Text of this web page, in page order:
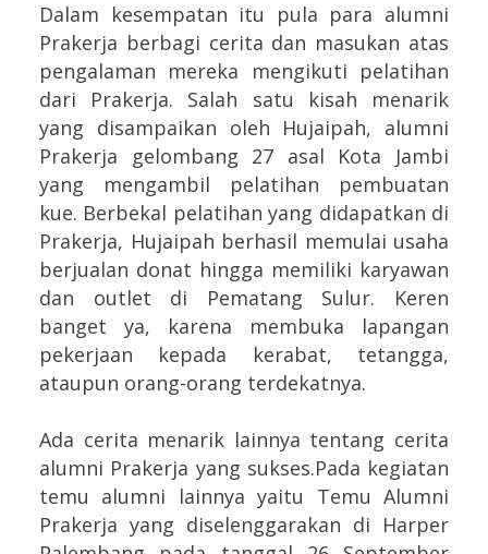
Dalam kesempatan itu pula para alumni
Prakerja berbagi cerita dan masukan atas
pengalaman mereka mengikuti pelatihan
dari Prakerja. Salah satu kisah menarik
yang disampaikan oleh Hujaipah, alumni
Prakerja gelombang 27 asal Kota Jambi
yang mengambil pelatihan pembuatan
kue. Berbekal pelatihan yang didapatkan di
Prakerja, Hujaipah berhasil memulai usaha
berjualan donat hingga memiliki karyawan
dan outlet di Pematang Sulur. Keren
banget ya, karena membuka lapangan
pekerjaan kepada kerabat, tetangga,
ataupun orang-orang terdekatnya.
Ada cerita menarik lainnya tentang cerita
alumni Prakerja yang sukses.Pada kegiatan
temu alumni lainnya yaitu Temu Alumni
Prakerja yang diselenggarakan di Harper